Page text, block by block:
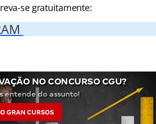
se gratuitamente:
NO CONCURSO CGU?
entende do assunto!
GRAN CURSOS